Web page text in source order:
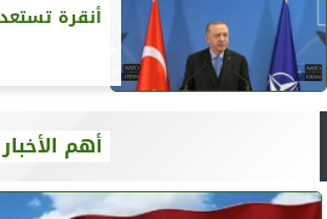
أهم الأخبار